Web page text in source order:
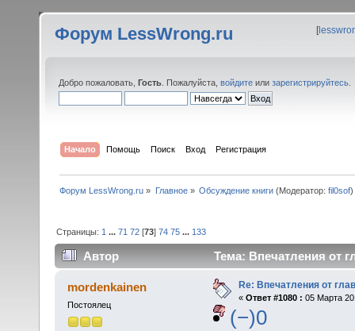
Форум LessWrong.ru [
Добро пожаловать, Гость . Пожалуйста, войдите или зарегистрируйтесь
Начало Помощь Поиск Вход Регистрация
Форум LessWrong.ru » Главное» Обсуждение книги(Модератор: fil0sof)
Страницы: 1 ...71 72 [73]74 75 ... 133
Автор Тема: Впечатления от
mordenkainen
Постоялец
Re: Впечатления от
« Ответ #1080 : 05 Марта
(−)0